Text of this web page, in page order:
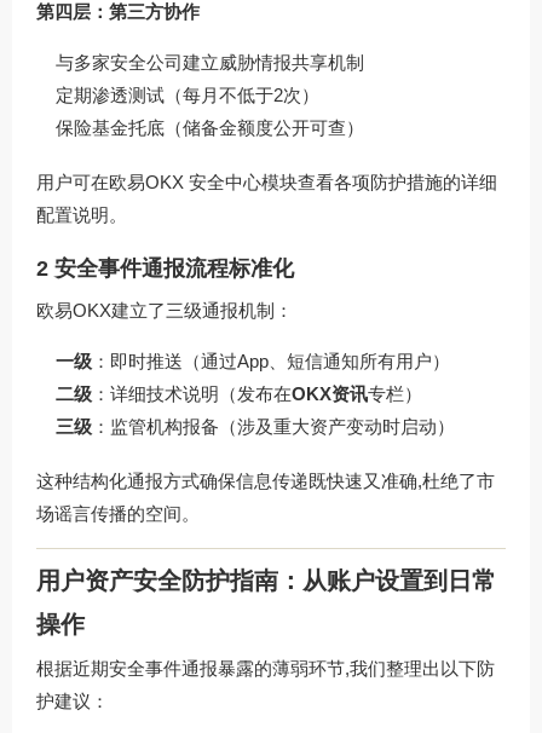
第四层：第三方协作
与多家安全公司建立威胁情报共享机制
定期渗透测试（每月不低于2次）
保险基金托底（储备金额度公开可查）
用户可在欧易OKX 安全中心模块查看各项防护措施的详细
配置说明。
2 安全事件通报流程标准化
欧易OKX建立了三级通报机制：
一级 ：即时推送（通过App、短信通知所有用户）
二级 ：详细技术说明（发布在OKX资讯专栏）
三级 ：监管机构报备（涉及重大资产变动时启动）
这种结构化通报方式确保信息传递既快速又准确,杜绝了市
场谣言传播的空间。
用户资产安全防护指南：从账户设置到日常
操作
根据近期安全事件通报暴露的薄弱环节,我们整理出以下防
护建议：